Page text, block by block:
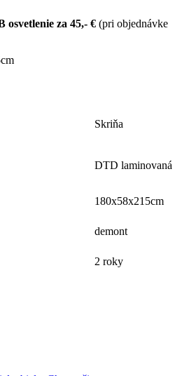
za 45,- € (pri objednávke
Skriňa
DTD laminovaná
180x58x215cm
demont
2 roky